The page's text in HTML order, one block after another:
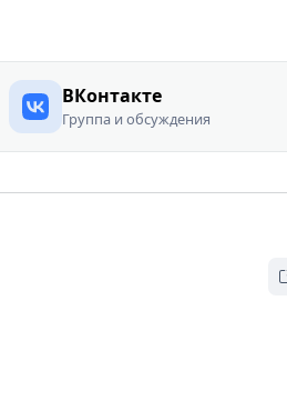
ВКонтакте
Группа и обсуждения